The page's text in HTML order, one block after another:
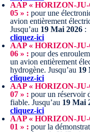
AAP « HORIZON-
05 » : pour une
avion entièrement
Jusqu’au 19 Mai 2026 :
cliquez-ici
AAP « HORIZON-
06 » : pour des
un avion entièrement
hydrogène. Jusqu’au 19
cliquez-ici
AAP « HORIZON-
07 » : pour un réservoir
fiable. Jusqu’au 19 Mai
cliquez-ici
AAP « HORIZON-
01 » : pour la